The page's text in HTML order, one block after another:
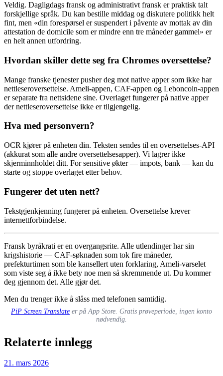
Veldig. Dagligdags fransk og administrativt fransk er praktisk talt
forskjellige språk. Du kan bestille middag og diskutere politikk helt
fint, men «din forespørsel er suspendert i påvente av mottak av din
attestation de domicile som er mindre enn tre måneder gammel» er
en helt annen utfordring.
Hvordan skiller dette seg fra Chromes oversettelse?
Mange franske tjenester pusher deg mot native apper som ikke har
nettleseroversettelse. Ameli-appen, CAF-appen og Leboncoin-appen
er separate fra nettsidene sine. Overlaget fungerer på native apper
der nettleseroversettelse ikke er tilgjengelig.
Hva med personvern?
OCR kjører på enheten din. Teksten sendes til en oversettelses-API
(akkurat som alle andre oversettelsesapper). Vi lagrer ikke
skjerminnholdet ditt. For sensitive økter — impots, bank — kan du
starte og stoppe overlaget etter behov.
Fungerer det uten nett?
Tekstgjenkjenning fungerer på enheten. Oversettelse krever
internettforbindelse.
Fransk byråkrati er en overgangsrite. Alle utlendinger har sin
krigshistorie — CAF-søknaden som tok fire måneder,
prefekturtimen som ble kansellert uten forklaring, Ameli-varselet
som viste seg å ikke bety noe men så skremmende ut. Du kommer
deg gjennom det. Alle gjør det.
Men du trenger ikke å slåss med telefonen samtidig.
PiP Screen Translate er på App Store. Gratis prøveperiode, ingen konto
nødvendig.
Relaterte innlegg
21. mars 2026